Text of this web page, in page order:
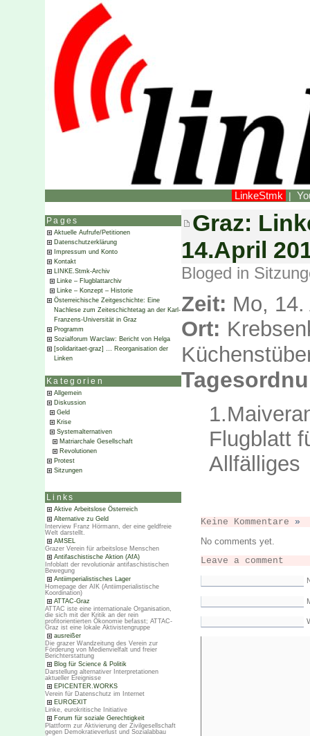
LinkeStmk |
Pages
Aktuelle Aufrufe/Petitionen
Datenschutzerklärung
Impressum und Konto
Kontakt
LINKE.Stmk-Archiv
Linke – Flugblattarchiv
Linke – Konzept – Historie
Österreichische Zeitgeschichte: Eine
Nachlese zum Zeiteschichtetag an der Karl-
Franzens-Universität in Graz
Programm
Sozialforum Warclaw: Bericht von Helga
[solidaritaet-graz] … Reorganisation der
Linken
Kategorien
Allgemein
Diskussion
Geld
Krise
Systemalternativen
Matriarchale Gesellschaft
Revolutionen
Protest
Sitzungen
Links
Aktive Arbeitslose Österreich
Alternative zu Geld
Interview Franz Hörmann, der eine geldfreie
Welt darstellt.
AMSEL
Grazer Verein für arbeitslose Menschen
Antifaschistische Aktion (AfA)
Infoblatt der revolutionär antifaschistischen
Bewegung
Antiimperialistisches Lager
Homepage der AIK (Antiimperialistische
Koordination)
ATTAC-Graz
ATTAC iste eine internationale Organisation,
die sich mit der Kritik an der rein
profitorientierten Ökonomie befasst; ATTAC-
Graz ist eine lokale Aktivistengruppe
ausreißer
Die grazer Wandzeitung des Verein zur
Förderung von Medienvielfalt und freier
Berichterstattung
Blog für Science & Politik
Darstellung alternativer Interpretationen
aktueller Ereignisse
EPICENTER.WORKS
Verein für Datenschutz im Internet
EUROEXIT
Linke, eurokritische Initiative
Forum für soziale Gerechtigkeit
Plattform zur Aktivierung der Zivilgesellschaft
gegen Demokratieverlust und Sozialabbau
Graz:
14.April
Bloged in
Zeit: Mo,
Ort:
Flugblatt
Allfälliges
Keine Kommentare »
No comments yet.
Leave a comment